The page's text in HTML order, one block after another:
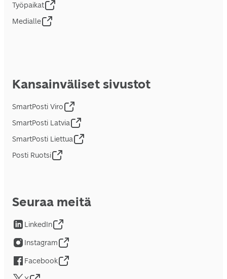
Työpaikat
Medialle
Kansainväliset sivustot
SmartPosti Viro
SmartPosti Latvia
SmartPosti Liettua
Posti Ruotsi
Seuraa meitä
LinkedIn
Instagram
Facebook